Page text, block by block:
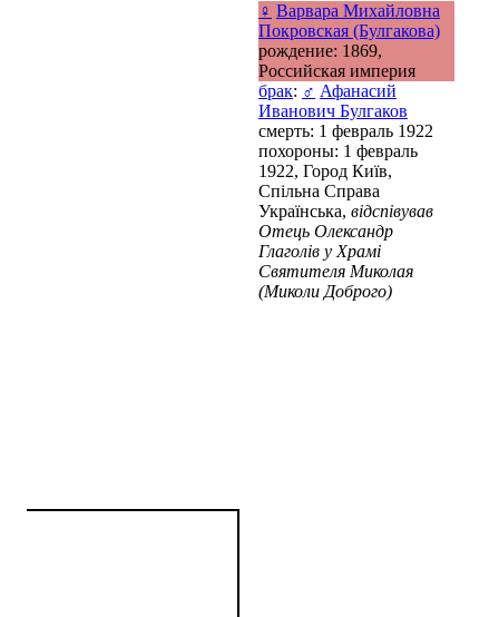
♀ Варвара Михайловна
Покровская (Булгакова)
рождение: 1869,
Российская империя
брак: ♂ Афанасий
Иванович Булгаков
смерть: 1 февраль 1922
похороны: 1 февраль
1922, Город Київ,
Спільна Справа
Українська, відспівував
Отець Олександр
Глаголів у Храмі
Святителя Миколая
(Миколи Доброго)